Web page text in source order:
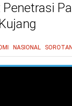
NASIONAL